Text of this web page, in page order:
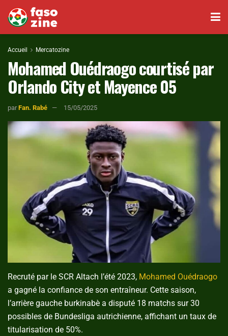
Accueil Mercatozine
Mohamed Ouédraogo courtisé par
Orlando City et Mayence 05
par Fan. Rabé 15/05/2025
Recruté par le SCR Altach l’été 2023, Mohamed Ouédraogo
a gagné la confiance de son entraîneur. Cette saison,
l’arrière gauche burkinabè a disputé 18 matchs sur 30
possibles de Bundesliga autrichienne, affichant un taux de
titularisation de 50%.